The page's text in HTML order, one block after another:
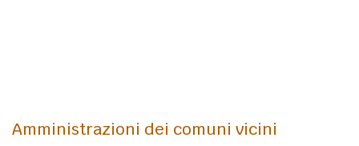
Amministrazioni dei comuni vicini